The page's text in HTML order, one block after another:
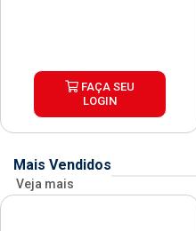
FAÇA SEU
LOGIN
Mais Vendidos
Veja mais